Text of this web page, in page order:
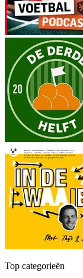
Top categorieën